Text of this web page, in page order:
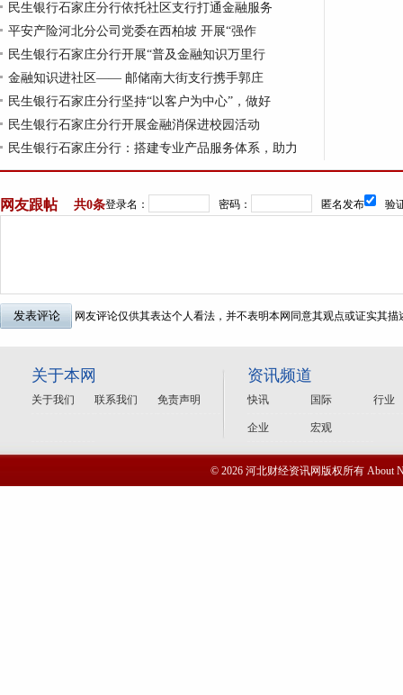
民生银行石家庄分行依托社区支行打通金融服务
平安产险河北分公司党委在西柏坡 开展“强作
民生银行石家庄分行开展“普及金融知识万里行
金融知识进社区—— 邮储南大街支行携手郭庄
民生银行石家庄分行坚持“以客户为中心”，做好
民生银行石家庄分行开展金融消保进校园活动
民生银行石家庄分行：搭建专业产品服务体系，助力
网友跟帖 共0条登录名： 密码： 匿名发布 验
网友评论仅供其表达个人看法，并不表明本网同意其观点或证实其描
关于本网
关于我们 联系我们 免责声明
资讯频道
快讯 国际 行业
企业 宏观
© 2026 河北财经资讯网版权所有 About